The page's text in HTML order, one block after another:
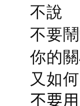
不說
不要
你的
又如
不要